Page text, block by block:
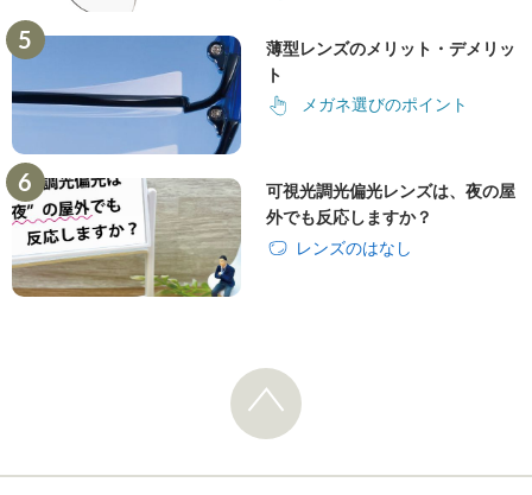
薄型レンズのメリット・デメリッ
ト
メガネ選びのポイント
可視光調光偏光レンズは、夜の屋
外でも反応しますか？
レンズのはなし